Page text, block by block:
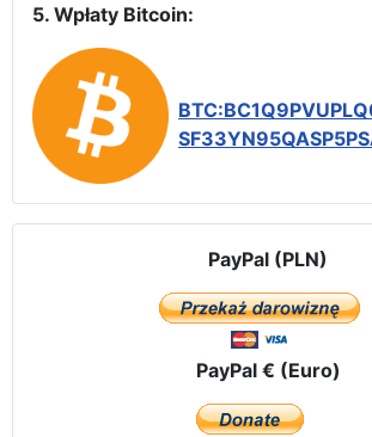
5. Wpłaty Bitcoin:
PayPal (PLN)
PayPal € (Euro)